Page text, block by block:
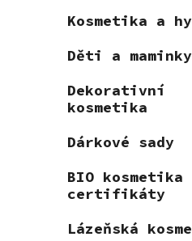
o
t
r
a
n
p
a
n
Přeskočit
kategorie
K
a
t
e
g
o
r
i
e
Kosmetika a
Děti a maminky
Dekorativní
kosmetika
Dárkové sady
BIO kosmetika
certifikáty
Lázeňská